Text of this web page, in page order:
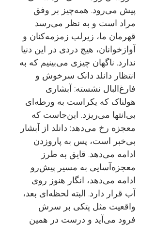
پیش می‌رود. همه‌چیز بر وفق
مراد است و به نظر می‌رسد
قهرمان ما، زیرلب زمزمه‌کنان و
آوازخوانان، هیچ دردی در این دنیا
ندارد. ناگهان چیزی می‌بینیم که به
انتظار دانلد دانک سرخوش و
فارغ‌البال نشسته: آبشاری
هولناک که یکراست به ورطه‌ای
بی‌انتها می‌ریزد. این‌جاست که
معجزه رخ می‌دهد: دانلد از آبشار
بی‌خبر است، پس به پاروزدن
ادامه می‌دهد. قایق به طرز
معجزه‌آسایی به مسیر پیش‌رو
ادامه می‌دهد، انگار هنوز روی
آب قرار دارد. البته لحظه‌ای بعد،
واقعیت مثل پتکی بر سرش
فرود می‌آید و درست در همین